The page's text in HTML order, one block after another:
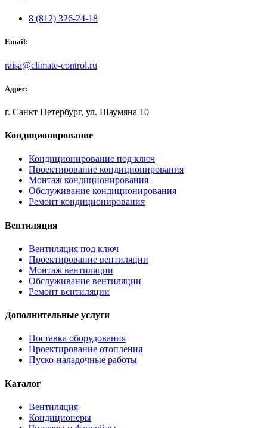
8 (812) 326-24-18
Email:
raisa@climate-control.ru
Адрес:
г. Санкт Петербург, ул. Шаумяна 10
Кондиционирование
Кондиционирование под ключ
Проектирование кондиционирования
Монтаж кондиционирования
Обслуживание кондиционирования
Ремонт кондиционирования
Вентиляция
Вентиляция под ключ
Проектирование вентиляции
Монтаж вентиляции
Обслуживание вентиляции
Ремонт вентиляции
Дополнительные услуги
Поставка оборудования
Проектирование отопления
Пуско-наладочные работы
Каталог
Вентиляция
Кондиционеры